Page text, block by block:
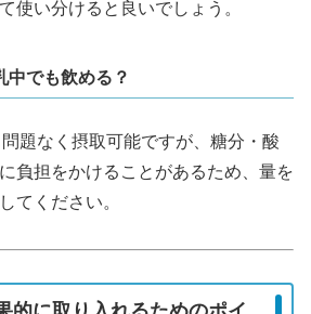
使い分けると良いでしょう。
中でも飲める？
題なく摂取可能ですが、糖分・酸
負担をかけることがあるため、量を
てください。